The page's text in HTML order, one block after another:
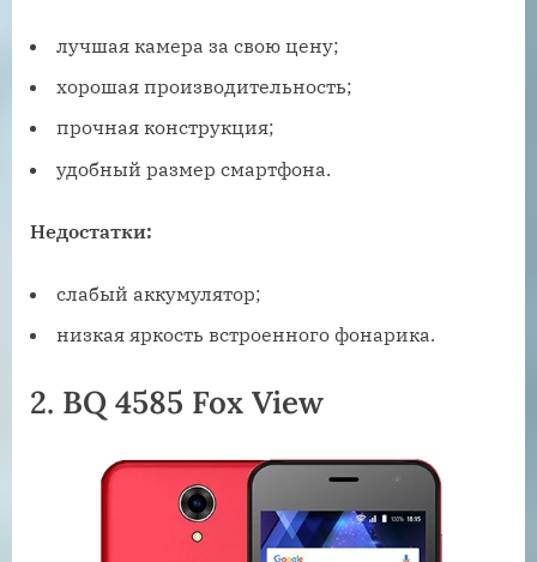
лучшая камера за свою цену;
хорошая производительность;
прочная конструкция;
удобный размер смартфона.
Недостатки:
слабый аккумулятор;
низкая яркость встроенного фонарика.
2. BQ 4585 Fox View